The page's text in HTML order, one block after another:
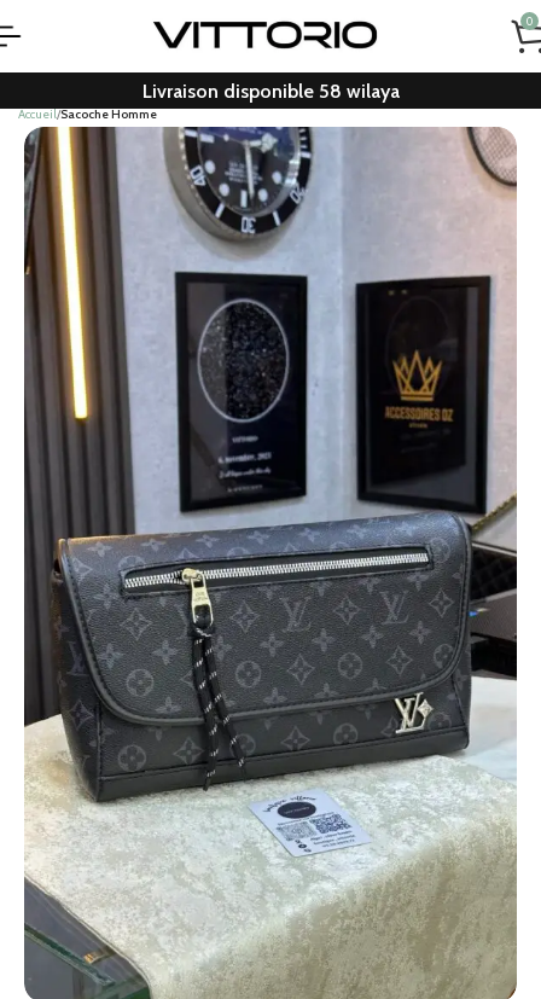
0
Livraison disponible 58 wilaya
Accueil Sacoche Homme